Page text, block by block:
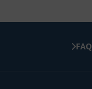
FAQ